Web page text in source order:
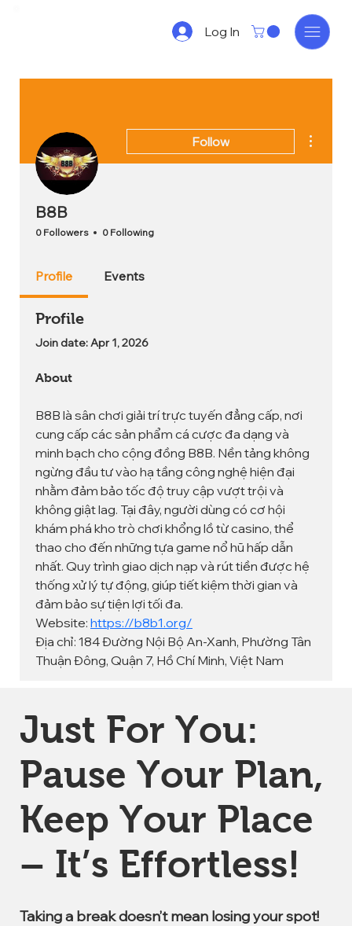
Log In
Follow
B8B
0 Followers 0 Following
Profile Events
Profile
Join date: Apr 1, 2026
About
B8B là sân chơi giải trí trực tuyến đẳng cấp, nơi
cung cấp các sản phẩm cá cược đa dạng và
minh bạch cho cộng đồng B8B. Nền tảng không
ngừng đầu tư vào hạ tầng công nghệ hiện đại
nhằm đảm bảo tốc độ truy cập vượt trội và
không giật lag. Tại đây, người dùng có cơ hội
khám phá kho trò chơi khổng lồ từ casino, thể
thao cho đến những tựa game nổ hũ hấp dẫn
nhất. Quy trình giao dịch nạp và rút tiền được hệ
thống xử lý tự động, giúp tiết kiệm thời gian và
đảm bảo sự tiện lợi tối đa.
Website: https://b8b1.org/
Địa chỉ: 184 Đường Nội Bộ An-Xanh, Phường Tân
Thuận Đông, Quận 7, Hồ Chí Minh, Việt Nam
Just For You:
Pause Your Plan,
Keep Your Place
– It’s Effortless!
Taking a break doesn’t mean losing your spot!